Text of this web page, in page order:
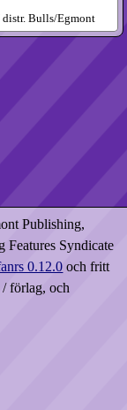
distr. Bulls/Egmont
Publishing,
Features Syndicate
0.12.0 och fritt
förlag, och